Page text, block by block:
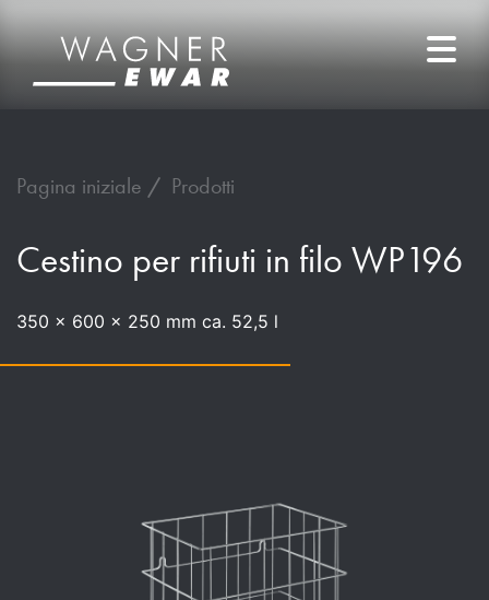
Pagina iniziale Prodotti
Cestino per rifiuti in filo WP196
350 x 600 x 250 mm ca. 52,5 l